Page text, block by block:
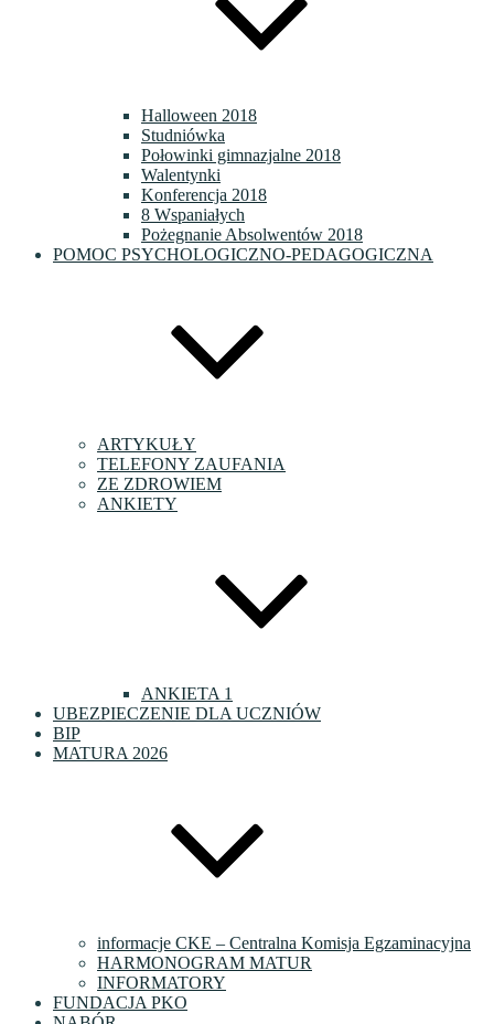
Halloween 2018
Studniówka
Połowinki gimnazjalne 2018
Walentynki
Konferencja 2018
8 Wspaniałych
Pożegnanie Absolwentów 2018
POMOC PSYCHOLOGICZNO-PEDAGOGICZNA
ARTYKUŁY
TELEFONY ZAUFANIA
ZE ZDROWIEM
ANKIETY
ANKIETA 1
UBEZPIECZENIE DLA UCZNIÓW
BIP
MATURA 2026
informacje CKE – Centralna Komisja Egzaminacyjna
HARMONOGRAM MATUR
INFORMATORY
FUNDACJA PKO